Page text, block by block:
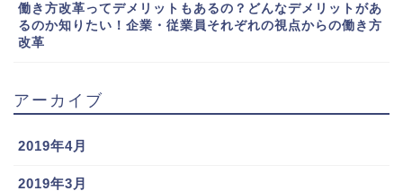
働き方改革ってデメリットもあるの？どんなデメリットがあ
るのか知りたい！企業・従業員それぞれの視点からの働き方
改革
アーカイブ
2019年4月
2019年3月